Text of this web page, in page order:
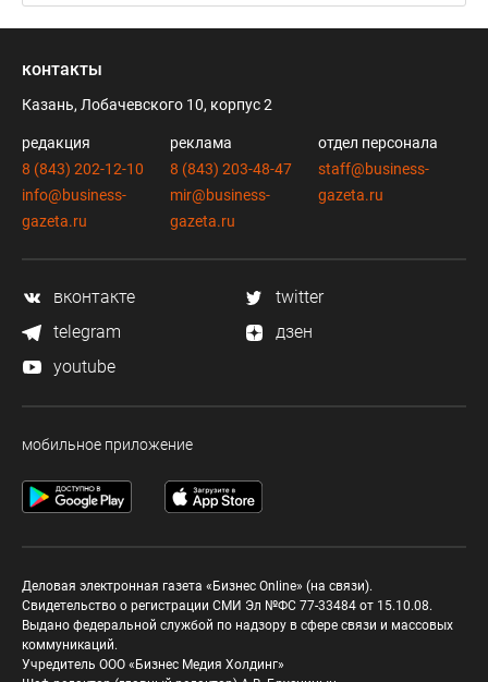
контакты
Казань, Лобачевского 10, корпус 2
редакция
8 (843) 202-12-10
info@business-
gazeta.ru
реклама
8 (843) 203-48-47
mir@business-
gazeta.ru
отдел персонала
staff@business-
gazeta.ru
вконтакте
twitter
telegram
дзен
youtube
мобильное приложение
Деловая электронная газета «Бизнес Online» (на связи).
Свидетельство о регистрации СМИ Эл №ФС 77-33484 от 15.10.08.
Выдано федеральной службой по надзору в сфере связи и массовых
коммуникаций.
Учредитель ООО «Бизнес Медия Холдинг»